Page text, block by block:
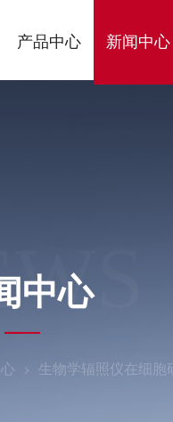
产品中心 新闻中心
中心
生物学辐照仪在细胞